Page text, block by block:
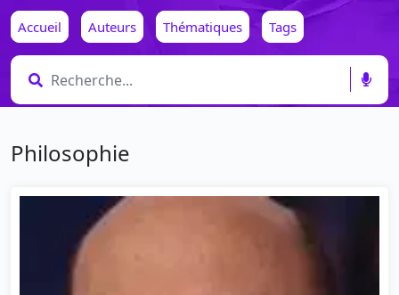
Accueil Auteurs Thématiques Tags
Philosophie